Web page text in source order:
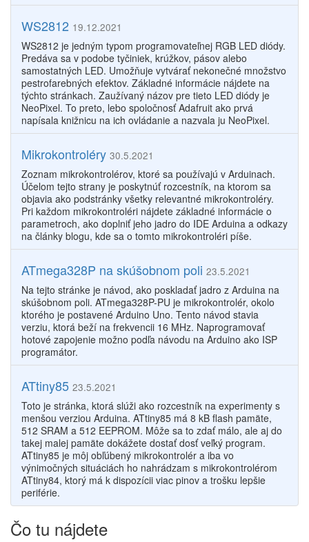
WS2812 19.12.2021
WS2812 je jedným typom programovateľnej RGB LED diódy.
Predáva sa v podobe tyčiniek, krúžkov, pásov alebo
samostatných LED. Umožňuje vytvárať nekonečné množstvo
pestrofarebných efektov. Základné informácie nájdete na
týchto stránkach. Zaužívaný názov pre tieto LED diódy je
NeoPixel. To preto, lebo spoločnosť Adafruit ako prvá
napísala knižnicu na ich ovládanie a nazvala ju NeoPixel.
Mikrokontroléry 30.5.2021
Zoznam mikrokontrolérov, ktoré sa používajú v Arduinach.
Účelom tejto strany je poskytnúť rozcestník, na ktorom sa
objavia ako podstránky všetky relevantné mikrokontroléry.
Pri každom mikrokontroléri nájdete základné informácie o
parametroch, ako doplniť jeho jadro do IDE Arduina a odkazy
na články blogu, kde sa o tomto mikrokontroléri píše.
ATmega328P na skúšobnom poli 23.5.2021
Na tejto stránke je návod, ako poskladať jadro z Arduina na
skúšobnom poli. ATmega328P-PU je mikrokontrolér, okolo
ktorého je postavené Arduino Uno. Tento návod stavia
verziu, ktorá beží na frekvencii 16 MHz. Naprogramovať
hotové zapojenie možno podľa návodu na Arduino ako ISP
programátor.
ATtiny85 23.5.2021
Toto je stránka, ktorá slúži ako rozcestník na experimenty s
menšou verziou Arduina. ATtiny85 má 8 kB flash pamäte,
512 SRAM a 512 EEPROM. Môže sa to zdať málo, ale aj do
takej malej pamäte dokážete dostať dosť veľký program.
ATtiny85 je môj obľúbený mikrokontrolér a iba vo
výnimočných situáciách ho nahrádzam s mikrokontrolérom
ATtiny84, ktorý má k dispozícii viac pinov a trošku lepšie
periférie.
Čo tu nájdete